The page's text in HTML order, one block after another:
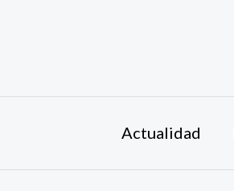
Actualidad